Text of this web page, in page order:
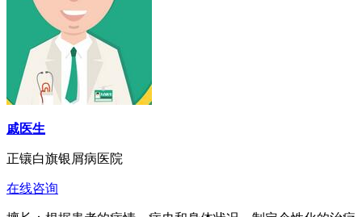
戚医生
正镶白旗银屑病医院
在线咨询